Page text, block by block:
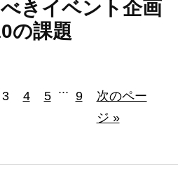
きイベント企画
の課題
3 4 5 ... 9
次のペー
ジ »